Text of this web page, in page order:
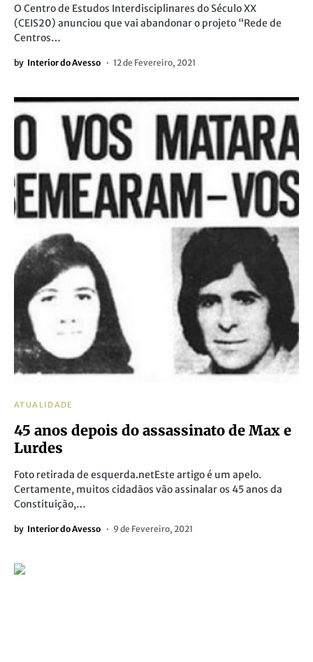
O Centro de Estudos Interdisciplinares do Século XX
(CEIS20) anunciou que vai abandonar o projeto “Rede de
Centros…
by Interior do Avesso 12 de Fevereiro, 2021
ATUALIDADE
45 anos depois do assassinato de Max e
Lurdes
Foto retirada de esquerda.netEste artigo é um apelo.
Certamente, muitos cidadãos vão assinalar os 45 anos da
Constituição,…
by Interior do Avesso 9 de Fevereiro, 2021